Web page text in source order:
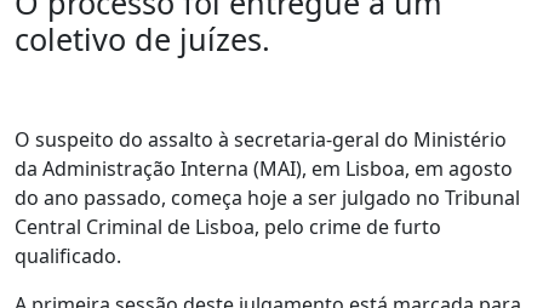
coletivo de juízes.
O suspeito do assalto à secretaria-geral do Ministério
da Administração Interna (MAI), em Lisboa, em agosto
do ano passado, começa hoje a ser julgado no Tribunal
Central Criminal de Lisboa, pelo crime de furto
qualificado.